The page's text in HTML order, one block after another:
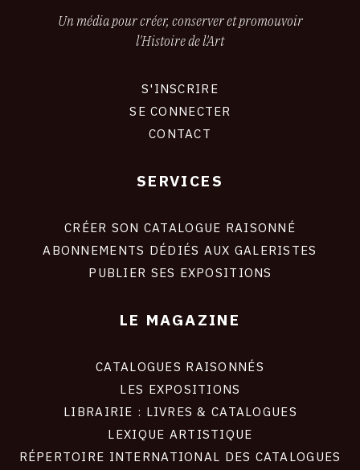
Un média pour créer, conserver et promouvoir
l'Histoire de l'Art
S'INSCRIRE
SE CONNECTER
CONTACT
SERVICES
CRÉER SON CATALOGUE RAISONNÉ
ABONNEMENTS DÉDIÉS AUX GALERISTES
PUBLIER SES EXPOSITIONS
LE MAGAZINE
CATALOGUES RAISONNÉS
LES EXPOSITIONS
LIBRAIRIE : LIVRES & CATALOGUES
LEXIQUE ARTISTIQUE
RÉPERTOIRE INTERNATIONAL DES CATALOGUES